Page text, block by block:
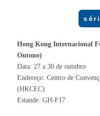
Hong Kong Internacional
Outono)
Data: 27 a 30 de outubro
Endereço: Centro de
(HKCEC)
Estande: GH-F17